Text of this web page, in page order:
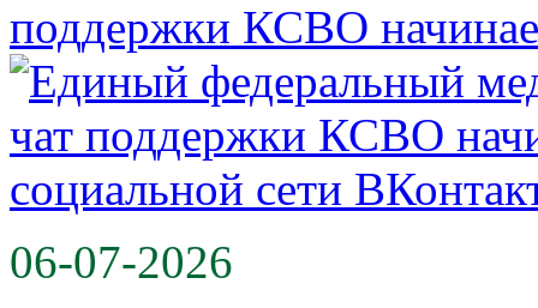
поддержки КСВО
06-07-2026